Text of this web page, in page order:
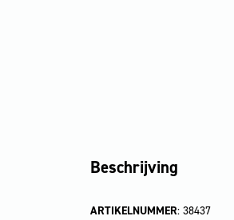
Beschrijving
ARTIKELNUMMER: 38437